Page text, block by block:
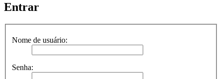
Entrar
Nome de usuário:
Senha: